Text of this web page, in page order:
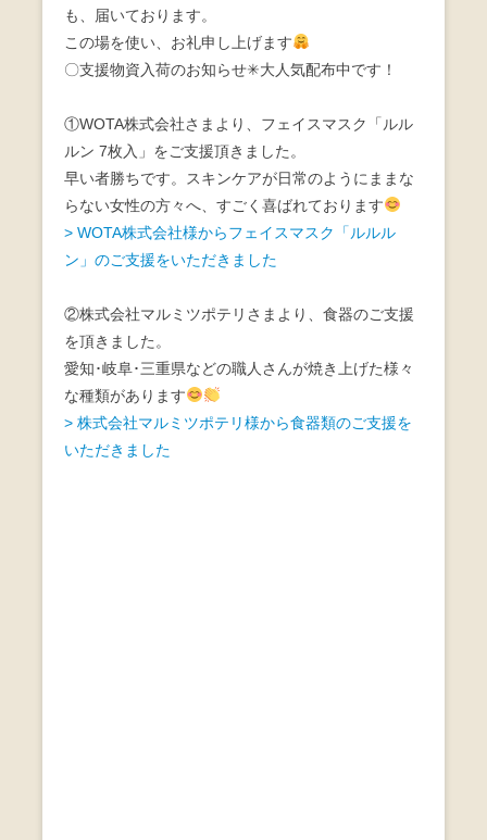
も、届いております。
この場を使い、お礼申し上げます
〇支援物資入荷のお知らせ✳大人気配布中です！
①WOTA株式会社さまより、フェイスマスク「ルル
ルン 7枚入」をご支援頂きました。
早い者勝ちです。スキンケアが日常のようにままな
らない女性の方々へ、すごく喜ばれております
> WOTA株式会社様からフェイスマスク「ルルル
ン」のご支援をいただきました
②株式会社マルミツポテリさまより、食器のご支援
を頂きました。
愛知･岐阜･三重県などの職人さんが焼き上げた様々
な種類があります
> 株式会社マルミツポテリ様から食器類のご支援を
いただきました